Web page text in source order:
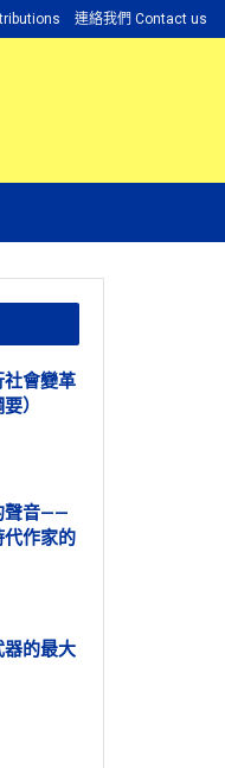
連絡我們 Contact us
社會變革
）
聲音——
作家的
的最大